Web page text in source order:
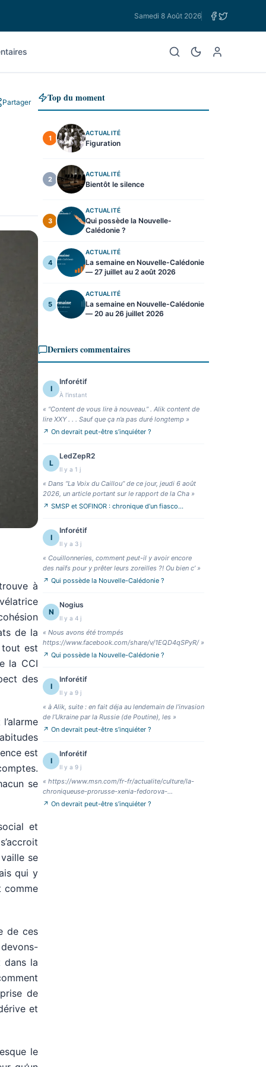
Samedi 8 Août 2026
Partager
à
de la
tout est
la CCI
des
est
se
et
se
qui y
comme
de ces
dans la
de
et
le
Top du moment
1
ACTUALITÉ
Figuration
2
ACTUALITÉ
Bientôt le silence
3
ACTUALITÉ
Qui possède la Nouvelle-
Calédonie ?
4
ACTUALITÉ
La semaine en Nouvelle-Calédonie
— 27 juillet au 2 août 2026
5
ACTUALITÉ
La semaine en Nouvelle-Calédonie
— 20 au 26 juillet 2026
Derniers commentaires
I
Inforétif
À l'instant
« “Content de vous lire à nouveau.” . Alik content de
lire XXY . . . Sauf que ça n’a pas duré longtemp »
↗ On devrait peut-être s’inquiéter ?
L
LedZepR2
Il y a 1 j
« Dans “La Voix du Caillou” de ce jour, jeudi 6 août
2026, un article portant sur le rapport de la Cha »
↗ SMSP et SOFINOR : chronique d’un fiasco
I
Inforétif
Il y a 3 j
« Couillonneries, comment peut-il y avoir encore
des naïfs pour y prêter leurs zoreilles ?! Ou bien c’»
↗ Qui possède la Nouvelle-Calédonie ?
N
Nogius
Il y a 4 j
« Nous avons été trompés
https://www.facebook.com/share/v/1EQD4qSPyR/»
↗ Qui possède la Nouvelle-Calédonie ?
I
Inforétif
Il y a 9 j
« à Alik, suite : en fait déja au lendemain de l’invasion
de l’Ukraine par la Russie (de Poutine), les »
↗ On devrait peut-être s’inquiéter ?
I
Inforétif
Il y a 9 j
« https://www.msn.com/fr-fr/actualite/culture/la-
chroniqueuse-prorusse-xenia-fedorova-
vis%C3%A9e-en-fr »
↗ On devrait peut-être s’inquiéter ?